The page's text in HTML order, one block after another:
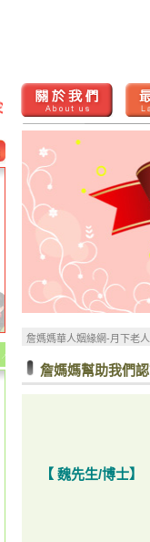
詹媽媽華人姻緣網-月下老
詹媽媽幫助我們
【 魏先生/博士】